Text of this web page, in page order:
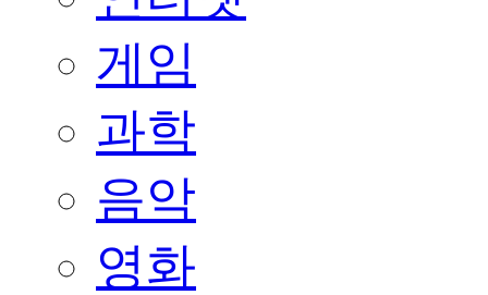
게임
과학
음악
영화